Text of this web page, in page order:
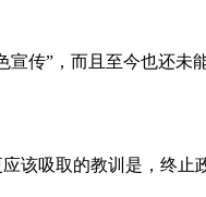
传”，而且至今也还未
吸取的教训是，终止